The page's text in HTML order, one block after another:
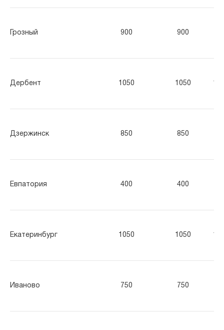
Грозный 900 900
Дербент 1050 1050
Дзержинск 850 850
Евпатория 400 400
Екатеринбург 1050 1050
Иваново 750 750